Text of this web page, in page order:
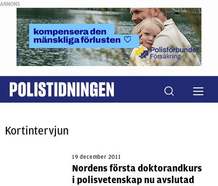
ANNONS
Kortintervjun
19 december 2011
Nordens första doktorandkurs
i polisvetenskap nu avslutad